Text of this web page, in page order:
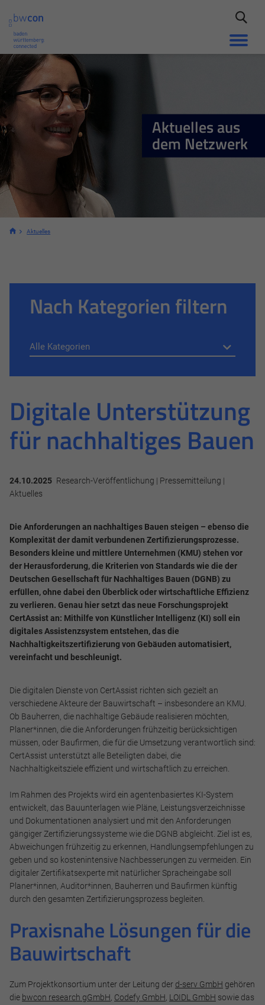
Aktuelles aus
dem Netzwerk
Aktuelles
Nach Kategorien filtern
Digitale Unterstützung
für nachhaltiges Bauen
24.10.2025 Research-Veröffentlichung | Pressemitteilung |
Aktuelles
Die Anforderungen an nachhaltiges Bauen steigen – ebenso die
Komplexität der damit verbundenen Zertifizierungsprozesse.
Besonders kleine und mittlere Unternehmen (KMU) stehen vor
der Herausforderung, die Kriterien von Standards wie die der
Deutschen Gesellschaft für Nachhaltiges Bauen (DGNB) zu
erfüllen, ohne dabei den Überblick oder wirtschaftliche Effizienz
zu verlieren. Genau hier setzt das neue Forschungsprojekt
CertAssist an: Mithilfe von Künstlicher Intelligenz (KI) soll ein
digitales Assistenzsystem entstehen, das die
Nachhaltigkeitszertifizierung von Gebäuden automatisiert,
vereinfacht und beschleunigt.
Die digitalen Dienste von CertAssist richten sich gezielt an
verschiedene Akteure der Bauwirtschaft – insbesondere an KMU.
Ob Bauherren, die nachhaltige Gebäude realisieren möchten,
Planer*innen, die die Anforderungen frühzeitig berücksichtigen
müssen, oder Baufirmen, die für die Umsetzung verantwortlich sind:
CertAssist unterstützt alle Beteiligten dabei, die
Nachhaltigkeitsziele effizient und wirtschaftlich zu erreichen.
Im Rahmen des Projekts wird ein agentenbasiertes KI-System
entwickelt, das Bauunterlagen wie Pläne, Leistungsverzeichnisse
und Dokumentationen analysiert und mit den Anforderungen
gängiger Zertifizierungssysteme wie die DGNB abgleicht. Ziel ist es,
Abweichungen frühzeitig zu erkennen, Handlungsempfehlungen zu
geben und so kostenintensive Nachbesserungen zu vermeiden. Ein
digitaler Zertifikatsexperte mit natürlicher Spracheingabe soll
Planer*innen, Auditor*innen, Bauherren und Baufirmen künftig
durch den gesamten Zertifizierungsprozess begleiten.
Praxisnahe Lösungen für die
Bauwirtschaft
Zum Projektkonsortium unter der Leitung der d-serv GmbH gehören
die bwcon research gGmbH Codefy GmbH LOIDL GmbH sowie das
Notwendig
Diese werden für die Grundfunktionen der Website benötigt
und helfen dabei, unsere Website nutzbar zu machen sowie
Zugriffe auf sichere Bereiche unserer Website ermöglichen.
Cookie Informationen anzeigen
Marketing und Statistik
Marketing und Statistik Cookies werden verwendet, um
anonymes Tracking zu aktivieren. Hierbei werden können
weitergeleitet.